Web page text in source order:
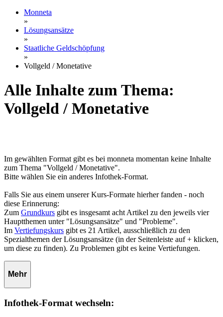
Monneta
»
Lösungsansätze
»
Staatliche Geldschöpfung
»
Vollgeld / Monetative
Alle Inhalte zum Thema:
Vollgeld / Monetative
Im gewählten Format gibt es bei monneta momentan keine Inhalte
zum Thema "Vollgeld / Monetative".
Bitte wählen Sie ein anderes Infothek-Format.
Falls Sie aus einem unserer Kurs-Formate hierher fanden - noch
diese Erinnerung:
Zum Grundkurs gibt es insgesamt acht Artikel zu den jeweils vier
Hauptthemen unter "Lösungsansätze" und "Probleme".
Im Vertiefungskurs gibt es 21 Artikel, ausschließlich zu den
Spezialthemen der Lösungsansätze (in der Seitenleiste auf + klicken,
um diese zu finden). Zu Problemen gibt es keine Vertiefungen.
Mehr
Infothek-Format wechseln: